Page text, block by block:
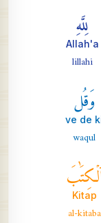
لِلَّهِ
Allah'a
lillahi
وَقُل
ve de
waqul
Kitap
al-kitaba